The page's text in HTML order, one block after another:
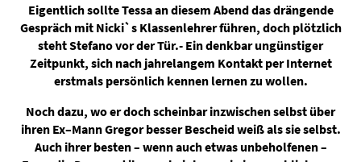
Eigentlich sollte Tessa an diesem Abend das drängende
Gespräch mit Nicki`s Klassenlehrer führen, doch plötzlich
steht Stefano vor der Tür.- Ein denkbar ungünstiger
Zeitpunkt, sich nach jahrelangem Kontakt per Internet
erstmals persönlich kennen lernen zu wollen.
Noch dazu, wo er doch scheinbar inzwischen selbst über
ihren Ex–Mann Gregor besser Bescheid weiß als sie selbst.
Auch ihrer besten – wenn auch etwas unbeholfenen –